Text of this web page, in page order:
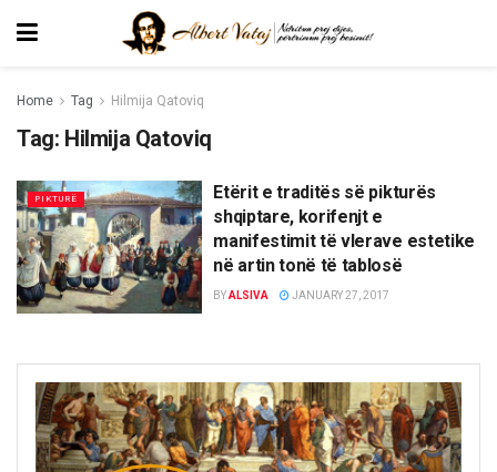
Home Tag Hilmija Qatoviq
Tag: Hilmija Qatoviq
PIKTURË
Etërit e traditës së pikturës
shqiptare, korifenjt e
manifestimit të vlerave estetike
në artin tonë të tablosë
BYALSIVA JANUARY 27, 2017